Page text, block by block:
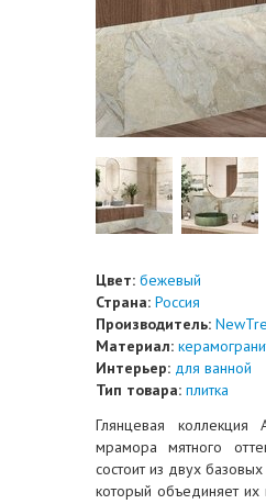
Цвет: бежевый
Страна: Россия
Производитель:
Материал:
Интерьер: для ванной
Тип товара: плитка
Глянцевая коллекция
мрамора мятного
состоит из двух
который объединяет